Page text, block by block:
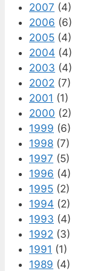
2007 (4)
2006 (6)
2005 (4)
2004 (4)
2003 (4)
2002 (7)
2001 (1)
2000 (2)
1999 (6)
1998 (7)
1997 (5)
1996 (4)
1995 (2)
1994 (2)
1993 (4)
1992 (3)
1991 (1)
1989 (4)